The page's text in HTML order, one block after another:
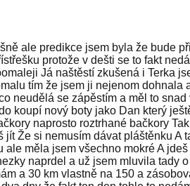
ale predikce jsem byla že bude
protože v dešti se to fakt
Já naštěstí zkušená i Terka
tím že jsem ji nejenom
neudělá se zápěstím a měl to
koupí nový boty jako Dan který
naprosto roztrhané bačkory
Že si nemusím dávat pláštěnku
měla jsem všechno mokré A
naprdel a už jsem mluvila tady
a 30 km vlastně na 150 a